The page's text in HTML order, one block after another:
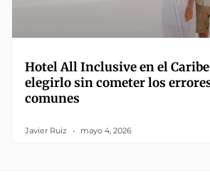
Hotel All Inclusive en el
elegirlo sin cometer los
comunes
Javier Ruiz mayo 4, 2026